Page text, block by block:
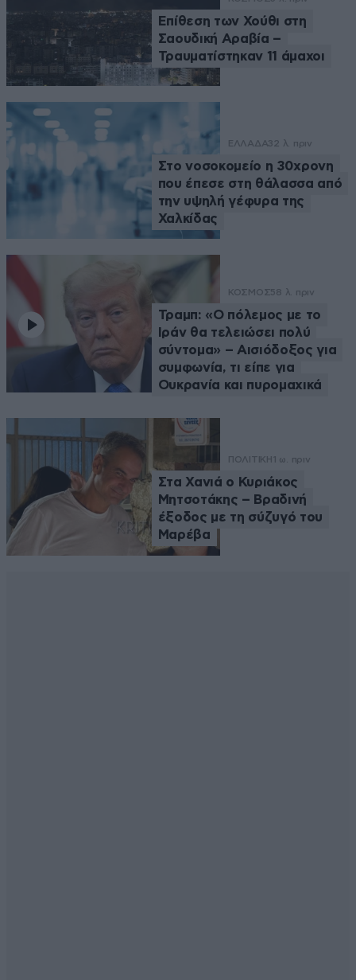
Επίθεση των Χούθι στη
Σαουδική Αραβία –
Τραυματίστηκαν 11 άμαχοι
ΕΛΛΑΔΑ32 λ. πριν
Στο νοσοκομείο η 30χρονη
που έπεσε στη θάλασσα από
την υψηλή γέφυρα της
Χαλκίδας
ΚΟΣΜΟΣ58 λ. πριν
Τραμπ: «Ο πόλεμος με το
Ιράν θα τελειώσει πολύ
σύντομα» – Αισιόδοξος για
συμφωνία, τι είπε για
Ουκρανία και πυρομαχικά
ΠΟΛΙΤΙΚΗ 1 ω. πριν
Στα Χανιά ο Κυριάκος
Μητσοτάκης – Βραδινή
έξοδος με τη σύζυγό του
Μαρέβα